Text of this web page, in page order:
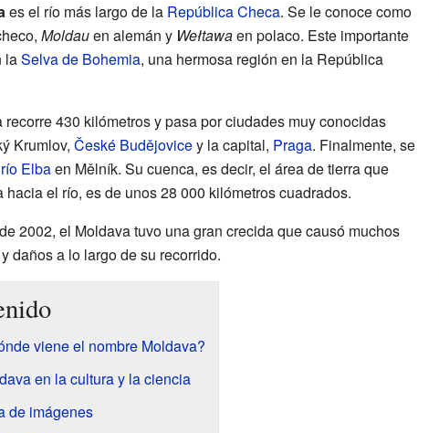
es el río más largo de la República Checa. Se le conoce como
Moldauen alemán y Wełtawaen polaco. Este importante
laSelva de Bohemia, una hermosa región en la República
recorre 430 kilómetros y pasa por ciudades muy conocidas
Krumlov, České Budějovicey la capital, Praga. Finalmente, se
río Elbaen Mělník. Su cuenca, es decir, el área de tierra que
hacia el río, es de unos 28 000 kilómetros cuadrados.
2002, el Moldava tuvo una gran crecida que causó muchos
daños a lo largo de su recorrido.
viene el nombre Moldava?
en la cultura y la ciencia
de imágenes